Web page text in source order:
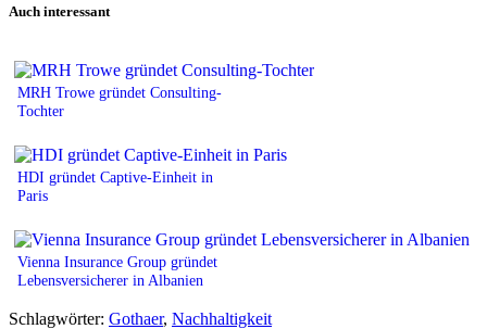
Auch interessant
MRH Trowe gründet Consulting-
Tochter
HDI gründet Captive-Einheit in
Paris
Vienna Insurance Group gründet
Lebensversicherer in Albanien
Schlagwörter: Gothaer, Nachhaltigkeit